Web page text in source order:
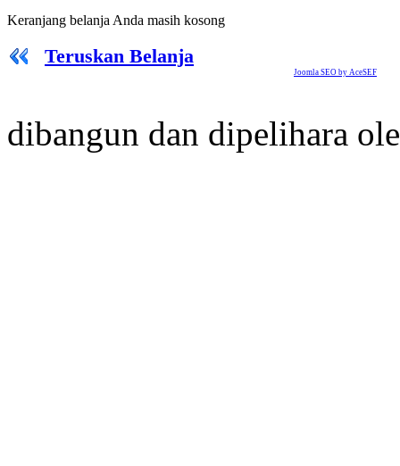
Keranjang belanja Anda masih kosong
Teruskan Belanja
Joomla SEO by AceSEF
dibangun dan dipelihara